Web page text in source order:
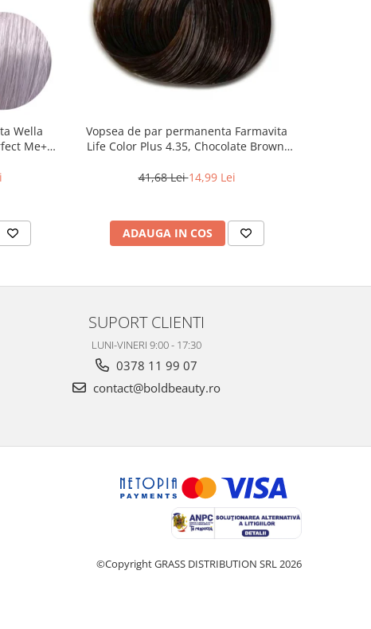
Wella
Me+
Vopsea de par permanenta Farmavita
Life Color Plus 4.35, Chocolate Brown,
41,68 Lei14,99 Lei
ADAUGA IN COS
SUPORT CLIENTI
LUNI-VINERI 9:00 - 17:30
0378 11 99 07
contact@boldbeauty.ro
©Copyright GRASS DISTRIBUTION SRL 2026